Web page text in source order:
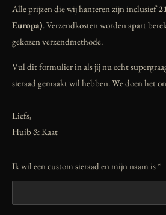
Alle prijzen die wij hanteren zijn inclusief
Europa). Verzendkosten worden apart
gekozen verzendmethode.
Vul dit formulier in als jij nu echt
sieraad gemaakt wil hebben. We doen het
Liefs,
Huib & Kaat
Ik wil een custom sieraad en mijn naam is *